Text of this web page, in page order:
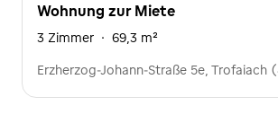
Wohnung zur Miete
3 Zimmer · 69,3 m²
Erzherzog-Johann-Straße 5e, Trofaiach